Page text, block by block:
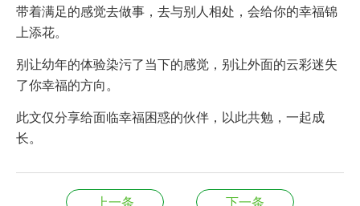
带着满足的感觉去做事，去与别人相处，会给你的幸福锦
上添花。
别让幼年的体验染污了当下的感觉，别让外面的云彩迷失
了你幸福的方向。
此文仅分享给面临幸福困惑的伙伴，以此共勉，一起成
长。
上一条 下一条